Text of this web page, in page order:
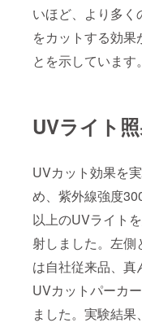
いほど、より多く
をカットする効果
とを示しています。
UVライト
UVカット効果を
め、紫外線強度
以上のUVライト
射しました。左側
は自社従来品、真
UVカットパーカ
ました。実験結果